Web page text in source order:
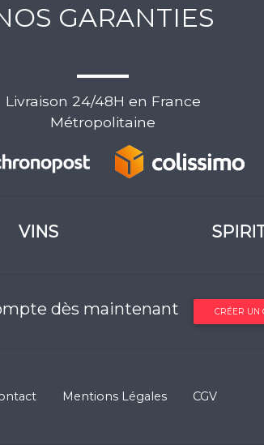
GARANTIES
Livraison 24/48H en France
Métropolitaine
VINS
dès maintenant CRÉER UN
Mentions Légales CGV